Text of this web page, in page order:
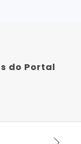
do Portal